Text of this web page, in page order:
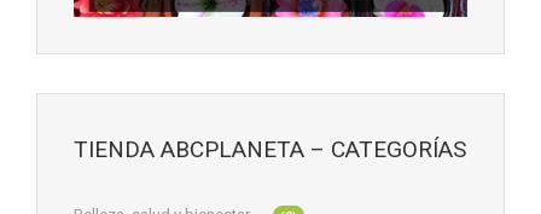
TIENDA ABCPLANETA – CATEGORÍAS